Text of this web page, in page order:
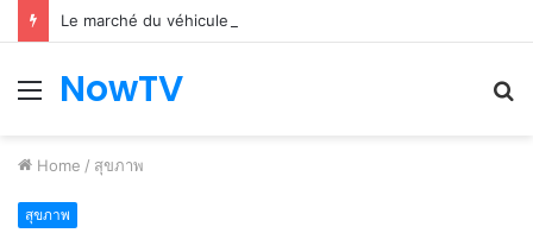
Le marché du véhicule d’occasion en plein essor
Menu
NowTV
Home / สุขภาพ
สุขภาพ